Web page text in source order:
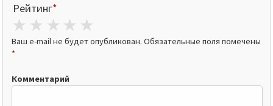
Рейтинг*
4 stars
3 stars
2 stars
1 star
Ваш e-mail не будет опубликован. Обязательные поля помечены
*
Комментарий